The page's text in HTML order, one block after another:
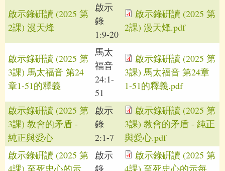
啟示錄硏讀 (2025 第
2課) 漫天烽
啟示
錄
1:9-20
啟示錄硏讀 (2025 第
2課) 漫天烽.pdf
啟示錄硏讀 (2025 第
3課) 馬太福音 第24
章1-51的釋義
馬太
福音
24:1-
51
啟示錄硏讀 (2025 第
3課) 馬太福音 第24章
1-51的釋義.pdf
啟示錄硏讀 (2025 第
3課) 教會的矛盾 -
純正與愛心
啟示
錄
2:1-7
啟示錄硏讀 (2025 第
3課) 教會的矛盾 - 純正
與愛心.pdf
啟示錄硏讀 (2025 第
4課) 至死忠心的示
啟示
錄
啟示錄硏讀 (2025 第
4課) 至死忠心的示每